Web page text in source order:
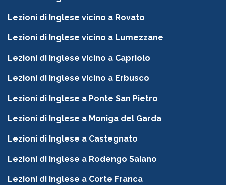
Lezioni di Inglese vicino a Rovato
Lezioni di Inglese vicino a Lumezzane
Lezioni di Inglese vicino a Capriolo
Lezioni di Inglese vicino a Erbusco
Lezioni di Inglese a Ponte San Pietro
Lezioni di Inglese a Moniga del Garda
Lezioni di Inglese a Castegnato
Lezioni di Inglese a Rodengo Saiano
Lezioni di Inglese a Corte Franca